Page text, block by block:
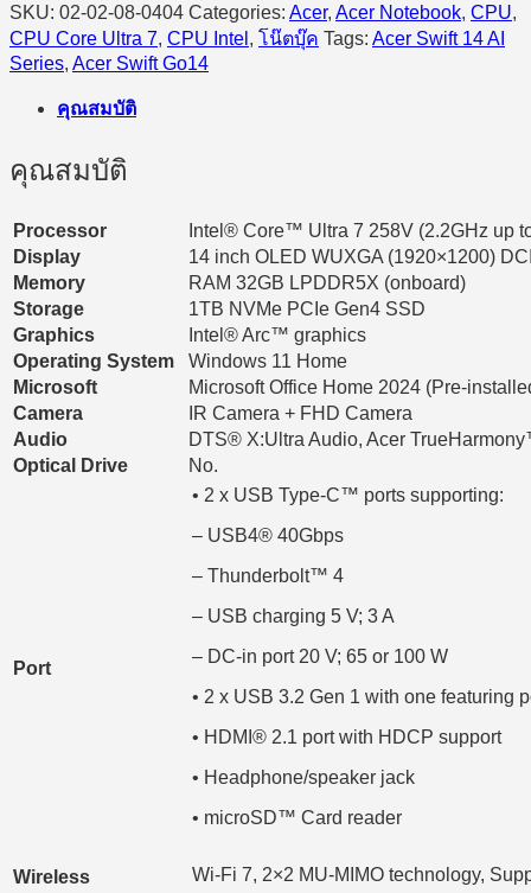
11
Home
(Steam
Blue)
quantity
SKU: 02-02-08-0404 Categories: Acer, Acer Notebook, CPU,
CPU Core Ultra 7, CPU Intel , โน๊ตบุ๊ค Tags: Acer Swift 14 AI
Series, Acer Swift Go14
คุณสมบัติ
คุณสมบัติ
Processor
Intel® Core™ Ultra 7 258V (2.2GHz up
Display
14 inch OLED WUXGA (1920×1200)
Memory
RAM 32GB LPDDR5X (onboard)
Storage
1TB NVMe PCIe Gen4 SSD
Graphics
Intel® Arc™ graphics
Operating System
Windows 11 Home
Microsoft
Microsoft Office Home 2024 (Pre-
Camera
IR Camera + FHD Camera
Audio
DTS® X:Ultra Audio, Acer
Optical Drive
No.
Port
• 2 x USB Type-C™ ports supporting:
– USB4® 40Gbps
– Thunderbolt™ 4
– USB charging 5 V; 3 A
– DC-in port 20 V; 65 or 100 W
• 2 x USB 3.2 Gen 1 with one featuring
• HDMI® 2.1 port with HDCP support
• Headphone/speaker jack
• microSD™ Card reader
Wireless
Wi-Fi 7, 2×2 MU-MIMO technology,